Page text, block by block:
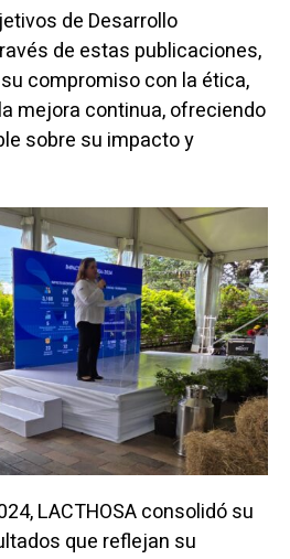
de Desarrollo
de estas publicaciones,
compromiso con la ética,
mejora continua, ofreciendo
sobre su impacto y
LACTHOSA consolidó su
que reflejan su